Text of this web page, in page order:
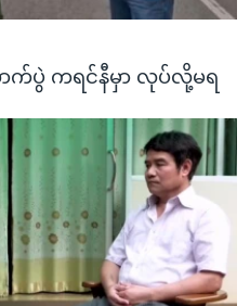
ာက်ပွဲ ကရင်နီမှာ လုပ်လို့မရ